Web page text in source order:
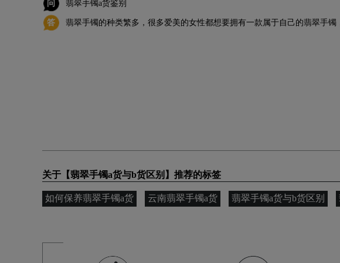
问 翡翠手镯a货鉴别
答
翡翠手镯的种类繁多，很多爱美的女性都想要拥有一款属于自己的翡翠手镯
关于【翡翠手镯a货与b货区别】推荐的标签
如何保养翡翠手镯a货 云南翡翠手镯a货 翡翠手镯a货与b货区别